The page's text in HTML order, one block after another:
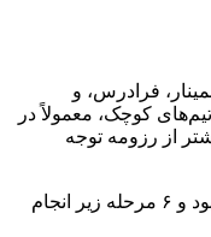
فرادرس، و
کوچک، معمولاً در
از رزومه توجه
6- در بخش دولتی مثل مراحل بالا نخواهد بود و ۶ مرحله زیر انجام